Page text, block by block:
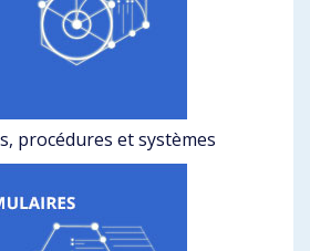
procédures et systèmes